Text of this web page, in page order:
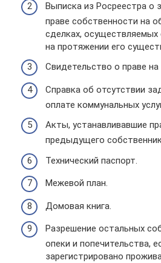
Выписка из Росреестра о
праве собственности на
сделках,
на протяжении его
Свидетельство о праве на
Справка об отсутствии
оплате коммунальных
Акты, устанавливавшие
предыдущего
Технический паспорт.
Межевой план.
Домовая книга.
Разрешение остальных
опеки и попечительства,
зарегистрировано